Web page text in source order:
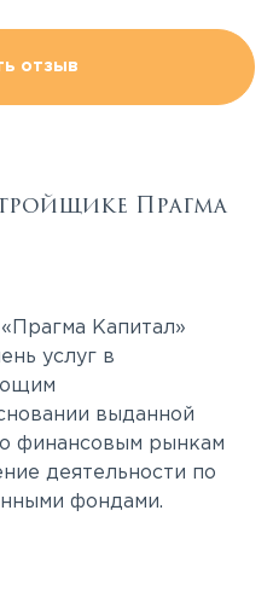
отзыв
Прагма
Капитал»
услуг в
выданной
финансовым рынкам
деятельности по
фондами.